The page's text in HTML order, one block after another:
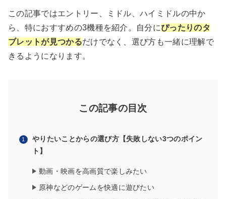
この記事ではエントリー、ミドル、ハイミドルの中か
ら、特におすすめの3機種を紹介。自分にぴったりのタ
ブレットが見つかるだけでなく、選び方も一緒に理解で
きるようになります。
この記事の目次
やりたいことからの選び方【失敗しない3つのポイン
ト】
動画・映画を高画質で楽しみたい
原神などのゲームを快適に遊びたい